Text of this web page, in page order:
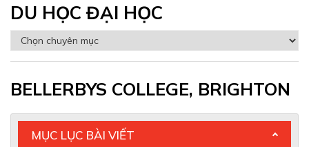
DU HỌC ĐẠI HỌC
BELLERBYS COLLEGE, BRIGHTON
MỤC LỤC BÀI VIẾT